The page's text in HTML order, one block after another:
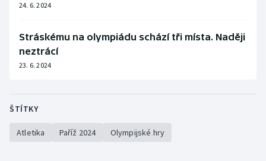
Vodní slalom
Ostatní
24. 6. 2024
Stráskému na olympiádu schází tři místa. Naději
neztrácí
23. 6. 2024
ŠTÍTKY
Atletika Paříž 2024 Olympijské hry